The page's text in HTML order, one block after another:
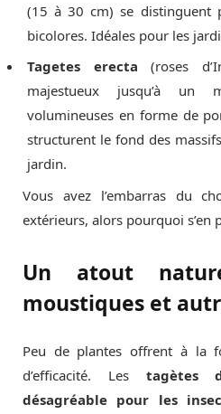
(15 à 30 cm) se distinguent
bicolores. Idéales pour les
Tagetes erecta (roses
majestueux jusqu’à
volumineuses en forme de
structurent le fond des
jardin.
Vous avez l’embarras du
extérieurs, alors pourquoi s’en
Un atout
moustiques et
Peu de plantes offrent à la
d’efficacité. Les tagètes
désagréable pour les